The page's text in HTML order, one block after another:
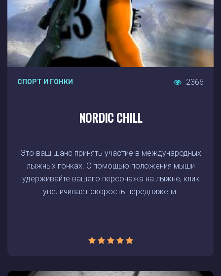
СПОРТ И ГОНКИ 2366
NORDIC CHILL
Это ваш шанс принять участие в международных
лыжных гонках. С помощью положения мыши
удерживайте вашего персонажа на лыжне, клик
увеличивает скорость передвижени.